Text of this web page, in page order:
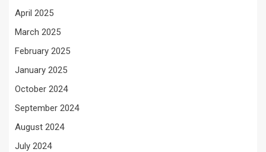
April 2025
March 2025
February 2025
January 2025
October 2024
September 2024
August 2024
July 2024